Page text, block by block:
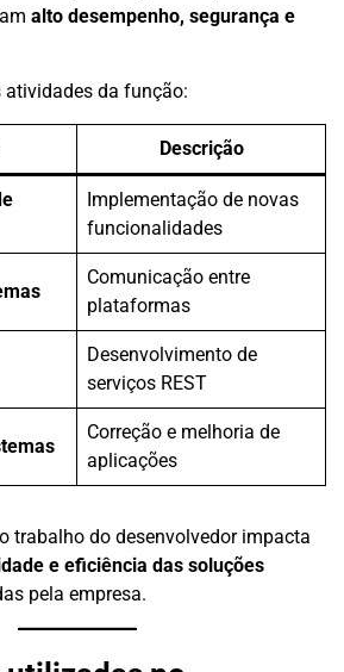
alto desempenho, segurança e
da função:
Descrição
Implementação de novas
funcionalidades
Comunicação entre
plataformas
Desenvolvimento de
serviços REST
Correção e melhoria de
aplicações
trabalho do desenvolvedor impacta
e eficiência das soluções
pela empresa.